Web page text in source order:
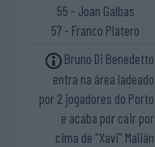
55 - Joan Galbas
57 - Franco Platero
Bruno Di Benedetto
entra na área ladeado
por 2 jogadores do Porto
e acaba por cair por
cima de "Xavi" Malián